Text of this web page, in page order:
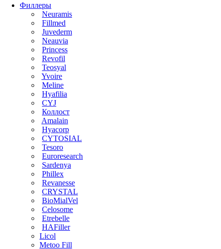
Филлеры
Neuramis
Fillmed
Juvederm
Neauvia
Princess
Revofil
Teosyal
Yvoire
Meline
Hyafilia
CYJ
Коллост
Amalain
Hyacorp
CYTOSIAL
Tesoro
Euroresearch
Sardenya
Phillex
Revanesse
CRYSTAL
BioMialVel
Celosome
Etrebelle
HAFiller
Licol
Metoo Fill